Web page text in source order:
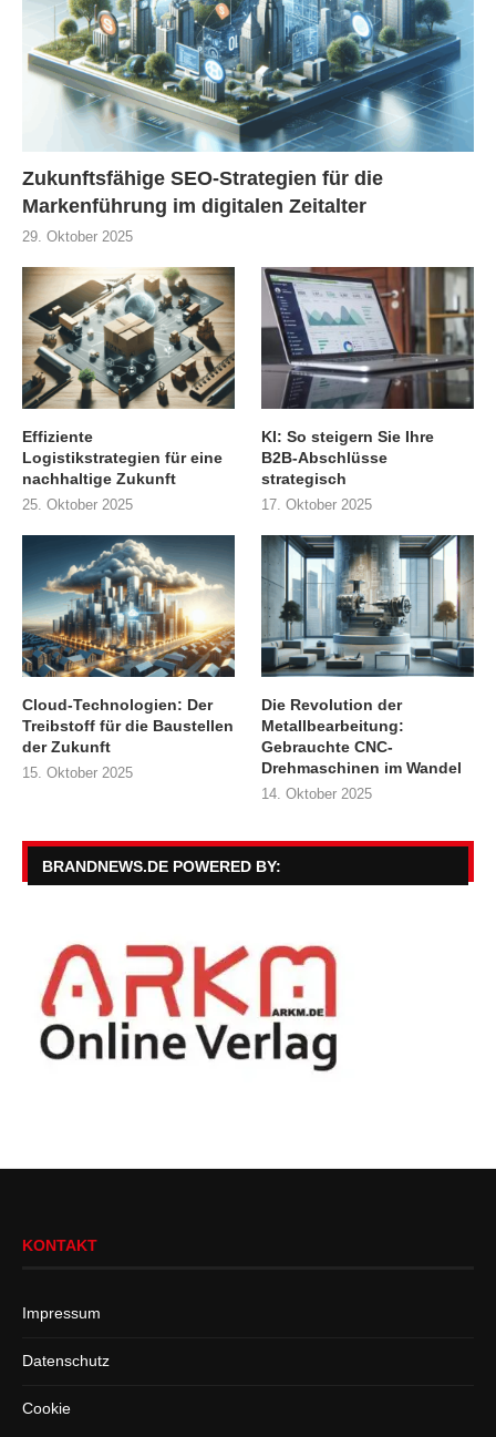
Zukunftsfähige SEO-Strategien für die
Markenführung im digitalen Zeitalter
29. Oktober 2025
Effiziente
Logistikstrategien für eine
nachhaltige Zukunft
25. Oktober 2025
KI: So steigern Sie Ihre
B2B-Abschlüsse
strategisch
17. Oktober 2025
Cloud-Technologien: Der
Treibstoff für die Baustellen
der Zukunft
15. Oktober 2025
Die Revolution der
Metallbearbeitung:
Gebrauchte CNC-
Drehmaschinen im Wandel
14. Oktober 2025
BRANDNEWS.DE POWERED BY:
KONTAKT
Impressum
Datenschutz
Cookie